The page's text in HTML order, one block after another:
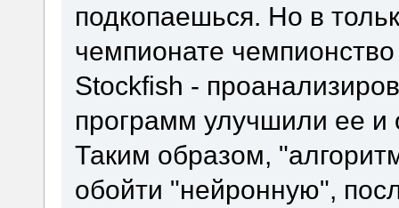
подкопаешься. Но в
чемпионате
Stockfish -
программ улучшили ее и
Таким образом,
обойти "нейронную",